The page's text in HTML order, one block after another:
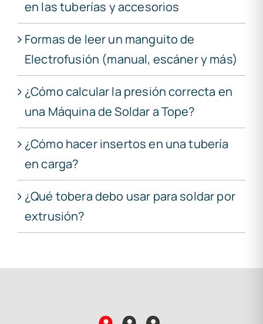
en las tuberías y accesorios
Formas de leer un manguito de
Electrofusión (manual, escáner y más)
¿Cómo calcular la presión correcta en
una Máquina de Soldar a Tope?
¿Cómo hacer insertos en una tubería
en carga?
¿Qué tobera debo usar para soldar por
extrusión?